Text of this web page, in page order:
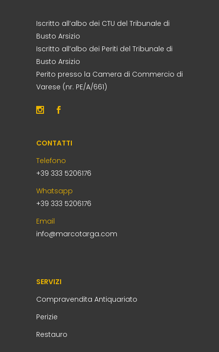
Iscritto all’albo dei CTU del Tribunale di
Busto Arsizio
Iscritto all’albo dei Periti del Tribunale di
Busto Arsizio
Perito presso la Camera di Commercio di
Varese (nr. PE/A/661)
CONTATTI
Telefono
+39 333 5206176
Whatsapp
+39 333 5206176
Email
info@marcotarga.com
SERVIZI
Compravendita Antiquariato
Perizie
Restauro